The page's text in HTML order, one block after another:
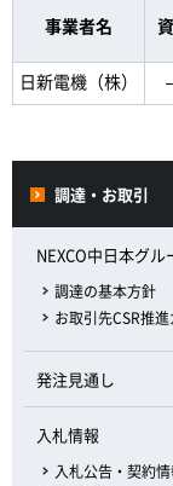
事業者名
日新電機（株）
調達・お取引
NEXCO中日本グ
調達の基本方針
お取引先CSR推
発注見通し
入札情報
入札公告・契約